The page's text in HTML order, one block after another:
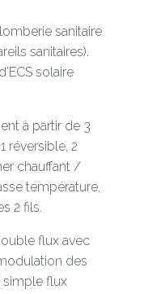
sanitaire
sanitaires).
solaire
à partir de 3
réversible, 2
chauffant /
température,
2 fils.
flux avec
des
simple flux